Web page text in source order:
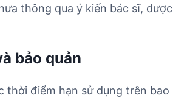
thông qua ý kiến bác sĩ, dược
bảo quản
thời điểm hạn sử dụng trên bao